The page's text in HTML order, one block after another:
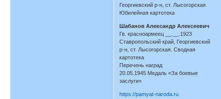
Георгиевский р-н, ст. Лысогорская.
Юбилейная картотека
Шабанов Александр Алексеевич
Гв. красноармеец __.__.1923
Ставропольский край, Георгиевский
р-н, ст. Лысогорская. Сводная
картотека
Перечень наград
20.05.1945 Медаль «За боевые
заслуги»
https://pamyat-naroda.ru